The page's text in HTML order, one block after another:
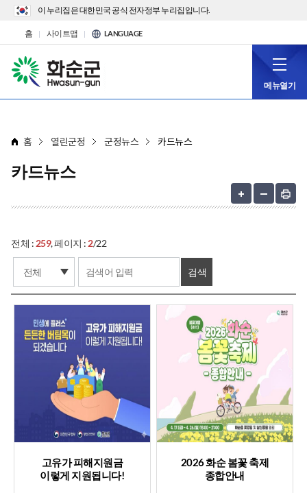
이 누리집은 대한민국 공식 전자정부 누리집입니다.
홈 사이트맵 LANGUAGE
메뉴열기
홈 열린군정 군정뉴스 카드뉴스
카드뉴스
전체 : 259, 페이지 : 2/22
고유가 피해지원금
이렇게 지원됩니다!
2026 화순 봄꽃 축제
종합안내